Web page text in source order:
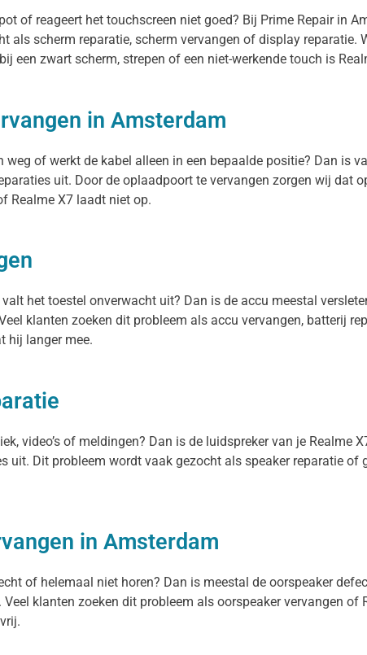
of reageert het touchscreen niet goed? Bij Prime Repair in
als scherm reparatie, scherm vervangen of display reparatie.
een zwart scherm, strepen of een niet-werkende touch is
in Amsterdam
of werkt de kabel alleen in een bepaalde positie? Dan is
uit. Door de oplaadpoort te vervangen zorgen wij dat
Realme X7 laadt niet op.
het toestel onverwacht uit? Dan is de accu meestal
klanten zoeken dit probleem als accu vervangen, batterij
hij langer mee.
video’s of meldingen? Dan is de luidspreker van je Realme
uit. Dit probleem wordt vaak gezocht als speaker reparatie
in Amsterdam
of helemaal niet horen? Dan is meestal de oorspeaker
klanten zoeken dit probleem als oorspeaker vervangen